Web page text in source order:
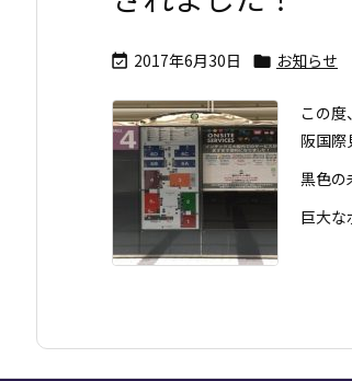
 2017年6月30日  お知らせ
この
阪国際
黒色の
巨大な